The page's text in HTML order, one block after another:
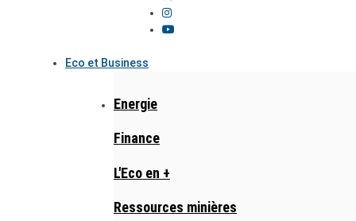
Eco et Business
Energie
Finance
L'Eco en +
Ressources minières